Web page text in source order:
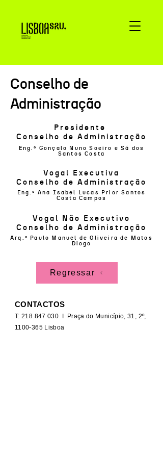
Conselho de
Administração
Presidente
Conselho de Administração
Eng.º Gonçalo Nuno Soeiro e Sá dos
Santos Costa
Vogal Executiva
Conselho de Administração
Eng.ª Ana Isabel Lucas Prior Santos
Costa Campos
Vogal Não Executivo
Conselho de Administração
Arq.º Paulo Manuel de Oliveira de Matos
Diogo
Regressar
CONTACTOS
T:218 847 030 I Praça do Município, 31, 2º,
1100-365Lisboa